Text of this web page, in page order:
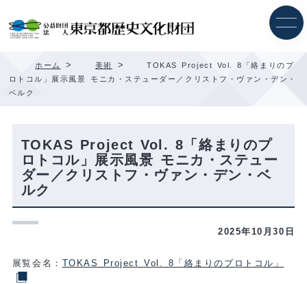
ホーム > 美術 >
TOKAS Project Vol. 8「絡まりのプ
ロトコル」展示風景 モニカ・ステューダー／クリストフ・ヴァン・デン・
ベルク
TOKAS Project Vol. 8「絡まりのプ
ロトコル」展示風景 モニカ・ステュー
ダー／クリストフ・ヴァン・デン・ベ
ルク
2025年10月30日
展覧会名： TOKAS Project Vol. 8「絡まりのプロトコル」